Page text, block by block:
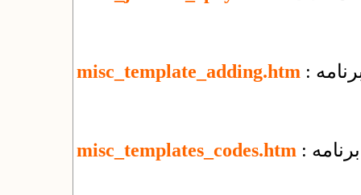
misc_template_adding.htm
misc_templates_codes.htm